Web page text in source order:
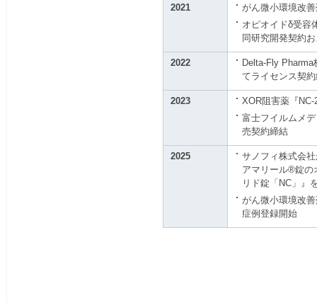
2021
がん微小環境改
オピオイドδ受容
同研究開発契約
2022
Delta-Fly
てライセンス契
2023
XOR阻害薬『
富士フイルムメ
売契約締結
2025
サノフィ株式会
アマリール®錠の
リド錠「NC」』
がん微小環境改
症例登録開始